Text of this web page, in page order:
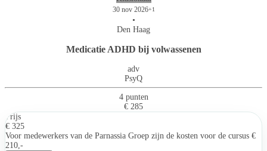
30 nov 2026+1
•
Den Haag
Medicatie ADHD bij volwassenen
adv
PsyQ
4 punten
€ 285
Prijs
€ 325
Voor medewerkers van de Parnassia Groep zijn de kosten voor de cursus €
210,-